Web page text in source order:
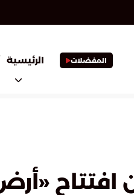
المفضلات الرئيسية